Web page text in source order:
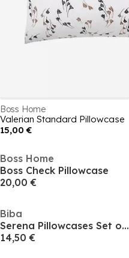
Boss Home
Valerian Standard Pillowcase
15,00 €
Boss Home
Boss Check Pillowcase
20,00 €
Biba
Serena Pillowcases Set of 2
14,50 €